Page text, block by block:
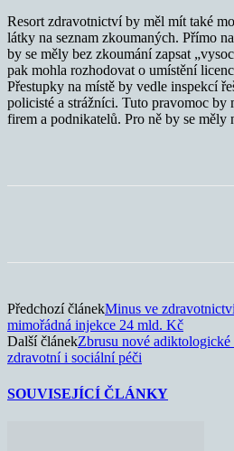
Resort zdravotnictví by měl mít také
látky na seznam zkoumaných. Přímo
by se měly bez zkoumání zapsat
pak mohla rozhodovat o umístění
Přestupky na místě by vedle inspekcí
policisté a strážníci. Tuto pravomoc by
firem a podnikatelů. Pro ně by se měly
Předchozí článekMinus ve
mimořádná injekce 24 mld. Kč
Další článekZbrusu nové
zdravotní i sociální péči
SOUVISEJÍCÍ ČLÁNKY